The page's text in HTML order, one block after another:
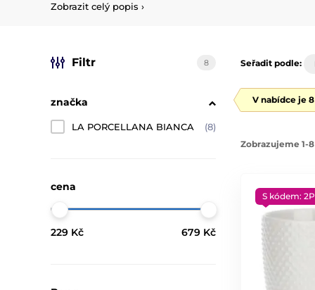
Zobrazit celý popis ›
Filtr 8
značka
LA PORCELLANA BIANCA (8)
cena
229 Kč 679 Kč
Seřadit podle:
V nabídce je
Zobrazujeme 1-
S kódem: